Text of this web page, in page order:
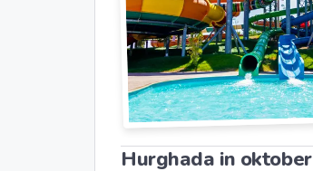
Hurghada in oktober